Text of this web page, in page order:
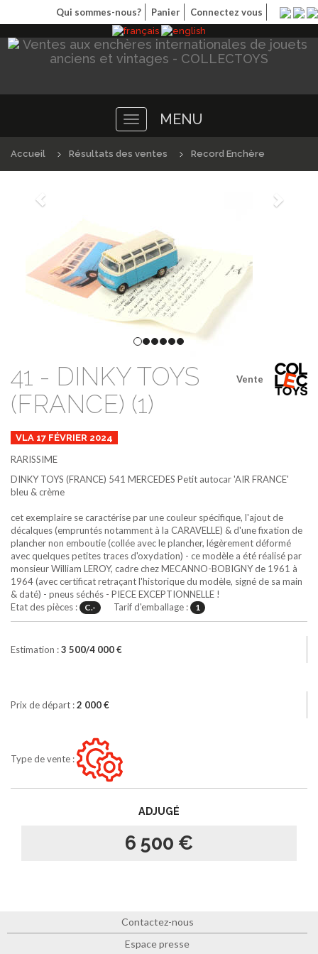
Qui sommes-nous? Panier Connectez vous
Toggle
navigation
MENU
Accueil Résultats des ventes Record Enchère
Précédént
Vente
41 - DINKY TOYS
(FRANCE) (1)
VLA 17 FÉVRIER 2024
RARISSIME
DINKY TOYS (FRANCE) 541 MERCEDES Petit autocar 'AIR FRANCE'
bleu & crème
cet exemplaire se caractérise par une couleur spécifique, l'ajout de
décalques (empruntés notamment à la CARAVELLE) & d'une fixation de
plancher non emboutie (collée avec le plancher, légèrement déformé
avec quelques petites traces d'oxydation) - ce modèle a été réalisé par
monsieur William LEROY, cadre chez MECANNO-BOBIGNY de 1961 à
1964 (avec certificat retraçant l'historique du modèle, signé de sa main
& daté) - pneus séchés - PIECE EXCEPTIONNELLE !
Etat des pièces :
C.- Tarif d'emballage : 1
Estimation :3 500/4 000 €
Prix de départ :2 000 €
Type de vente :
ADJUGÉ
6 500 €
Contactez-nous
Espace presse